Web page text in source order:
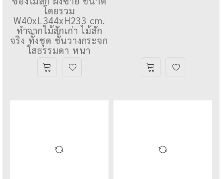
ตู้เก็บของและชั้นวาง
ของไม้สัก ฝั่งซ้าย ขนาด
โดยรวม
W40xL344xH233 cm.
จริง ทั้งชุด ชั้นวางกระจก